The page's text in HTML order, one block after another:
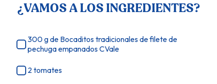
¿VAMOS A LOS INGREDIENTES?
300 g de Bocaditos tradicionales de filete de
pechuga empanados CVale
2 tomates